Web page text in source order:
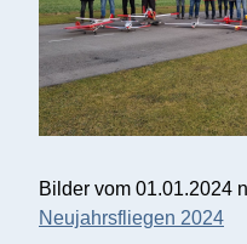
Bilder vom 01.01.2024
Neujahrsfliegen 2024